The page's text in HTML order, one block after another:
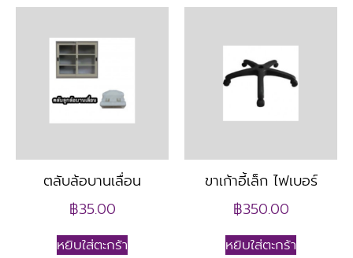
ตลับล้อบานเลื่อน
฿35.00
หยิบใส่ตะกร้า
ขาเก้าอี้เล็ก ไฟเบอร์
฿350.00
หยิบใส่ตะกร้า